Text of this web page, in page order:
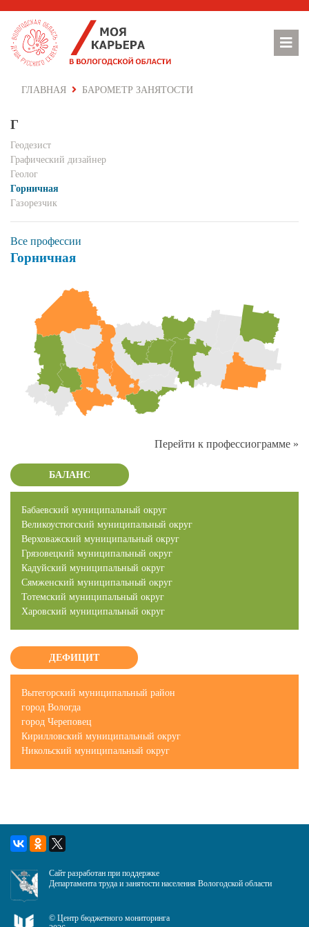
ГЛАВНАЯ БАРОМЕТР ЗАНЯТОСТИ
Г
Геодезист
Графический дизайнер
Геолог
Горничная
Газорезчик
Все профессии
Горничная
Перейти к профессиограмме »
БАЛАНС
Бабаевский муниципальный округ
Великоустюгский муниципальный округ
Верховажский муниципальный округ
Грязовецкий муниципальный округ
Кадуйский муниципальный округ
Сямженский муниципальный округ
Тотемский муниципальный округ
Харовский муниципальный округ
ДЕФИЦИТ
Вытегорский муниципальный район
город Вологда
город Череповец
Кирилловский муниципальный округ
Никольский муниципальный округ
Сайт разработан при поддержке
Департамента труда и занятости населения Вологодской области
© Центр бюджетного мониторинга